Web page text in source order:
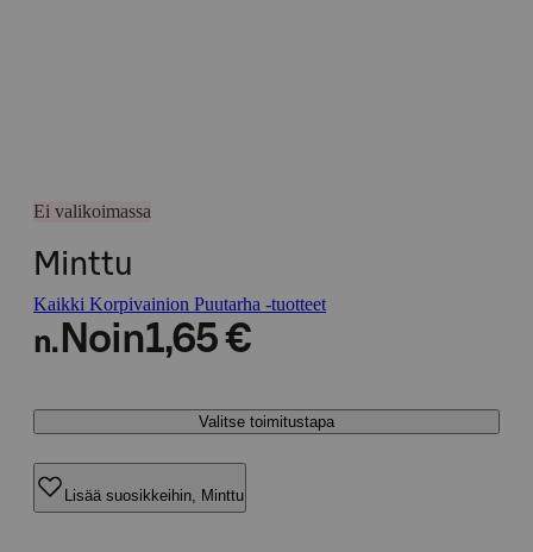
Ei valikoimassa
Minttu
Kaikki Korpivainion Puutarha -tuotteet
n. Noin1,65 €
Valitse toimitustapa
Lisää suosikkeihin, Minttu